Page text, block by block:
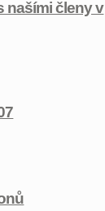
našími členy v